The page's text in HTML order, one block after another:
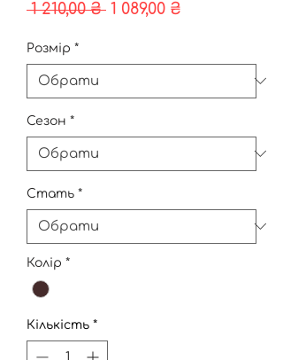
1 210,00 ₴ Звичайна
1 089,00 ₴
Розмір *
Сезон *
Стать *
Колір *
Кількість *